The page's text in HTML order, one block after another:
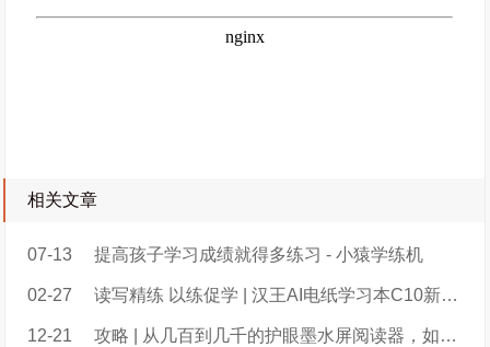
相关文章
07-13 提高孩子学习成绩就得多练习 - 小猿学练机
02-27 读写精练 以练促学 | 汉王AI电纸学习本C10新品上市
12-21 攻略 | 从几百到几千的护眼墨水屏阅读器，如何给孩子选？